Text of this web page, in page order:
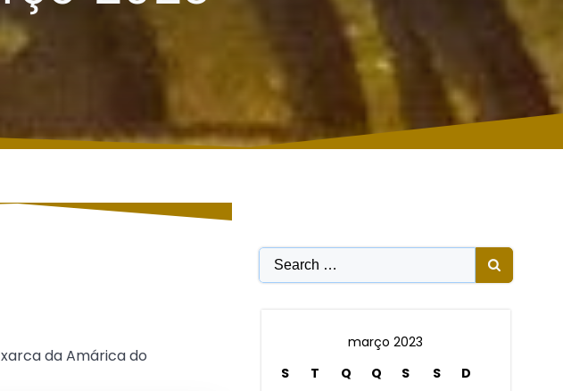
da Amárica do
Search
for:
março 2023
S
T Q Q S S
D